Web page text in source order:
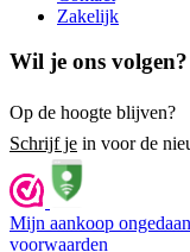
Zakelijk
Wil je ons volgen?
Op de hoogte blijven?
Schrijf je in voor de
Mijn aankoop
voorwaarden